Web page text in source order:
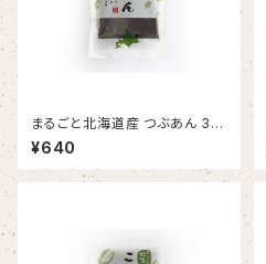
まるごと北海道産 つぶあん 35
0g｜しゅまり小豆・無添加・あん
こ好きに
¥640